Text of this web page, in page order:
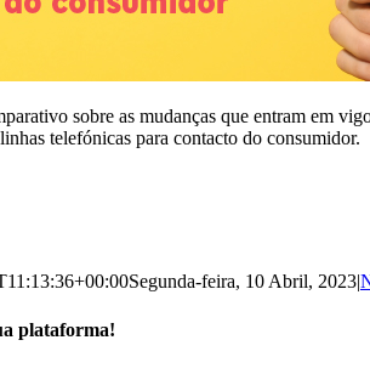
sobre as mudanças que entram em
telefónicas para contacto do consumidor.
Segunda-feira, 10 Abril, 2023|
plataforma!